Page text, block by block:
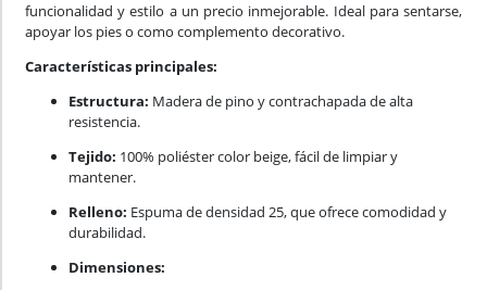
funcionalidad y estilo a un precio inmejorable. Ideal para sentarse,
apoyar los pies o como complemento decorativo.
Características principales:
Estructura: Madera de pino y contrachapada de alta
resistencia.
Tejido: 100% poliéster color beige, fácil de limpiar y
mantener.
Relleno: Espuma de densidad 25, que ofrece comodidad y
durabilidad.
Dimensiones: